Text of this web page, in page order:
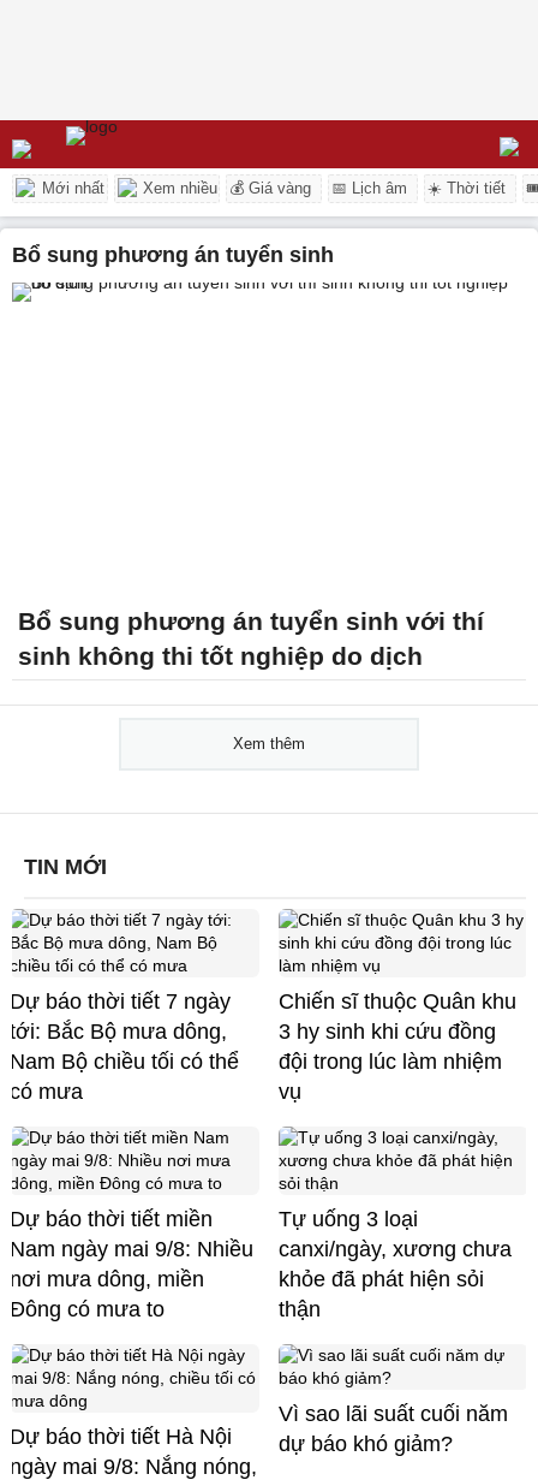
Mới nhất Xem nhiều 💰 Giá vàng 📅 Lịch âm ☀️ Thời tiết
Bổ sung phương án tuyển sinh
Bổ sung phương án tuyển sinh với thí
sinh không thi tốt nghiệp do dịch
Xem thêm
TIN MỚI
Dự báo thời tiết 7 ngày
tới: Bắc Bộ mưa dông,
Nam Bộ chiều tối có thể
có mưa
Chiến sĩ thuộc Quân khu
3 hy sinh khi cứu đồng
đội trong lúc làm nhiệm
vụ
Dự báo thời tiết miền
Nam ngày mai 9/8: Nhiều
nơi mưa dông, miền
Đông có mưa to
Tự uống 3 loại
canxi/ngày, xương chưa
khỏe đã phát hiện sỏi
thận
Dự báo thời tiết Hà Nội
ngày mai 9/8: Nắng nóng,
Vì sao lãi suất cuối năm
dự báo khó giảm?